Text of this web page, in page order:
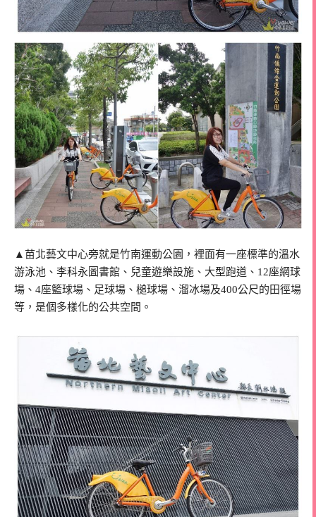
▲苗北藝文中心旁就是竹南運動公園，裡面有一座標準的溫水
游泳池、李科永圖書館、兒童遊樂設施、大型跑道、12座網球
場、4座籃球場、足球場、槌球場、溜冰場及400公尺的田徑場
等，是個多樣化的公共空間。